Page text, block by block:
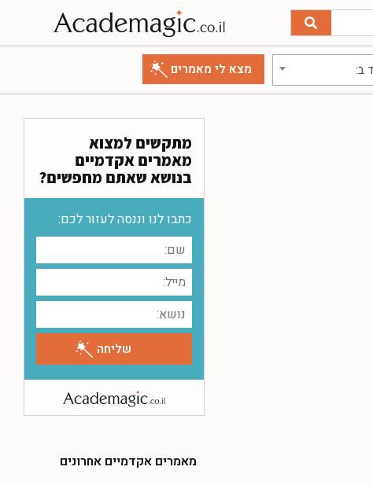
ב:
מתקשים למצוא
מאמרים אקדמיים
בנושא שאתם מחפשים?
כתבו לנו וננסה לעזור לכם:
מאמרים אקדמיים אחרונים